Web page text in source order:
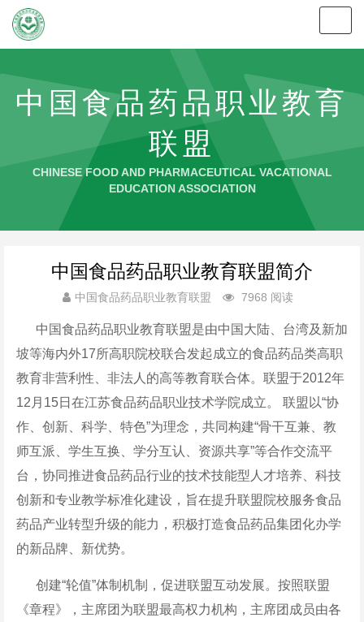
中国食品药品职业教育
联盟
CHINESE FOOD AND PHARMACEUTICAL VACATIONAL
EDUCATION ASSOCIATION
中国食品药品职业教育联盟简介
中国食品药品职业教育联盟 7968 阅读
中国食品药品职业教育联盟是由中国大陆、台湾及新加
坡等海内外17所高职院校联合发起成立的食品药品类高职
教育非营利性、非法人的高等教育联合体。联盟于2012年
12月15日在江苏食品药品职业技术学院成立。 联盟以“协
作、创新、科学、特色”为理念，共同构建“骨干互兼、教
师互派、学生互换、学分互认、资源共享”等合作交流平
台，协同推进食品药品行业的技术技能型人才培养、科技
创新和专业教学标准化建设，旨在提升联盟院校服务食品
药品产业转型升级的能力，积极打造食品药品集团化办学
的新品牌、新优势。
创建“轮值”体制机制，促进联盟互动发展。按照联盟
《章程》，主席团为联盟最高权力机构，主席团成员由各